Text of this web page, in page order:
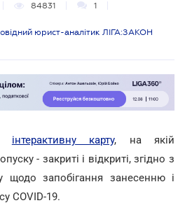
84831 1
юрист-аналітик ЛІГА:ЗАКОН
інтерактивну карту, на якій
- закриті і відкриті, згідно з
щодо запобігання занесенню і
COVID-19.